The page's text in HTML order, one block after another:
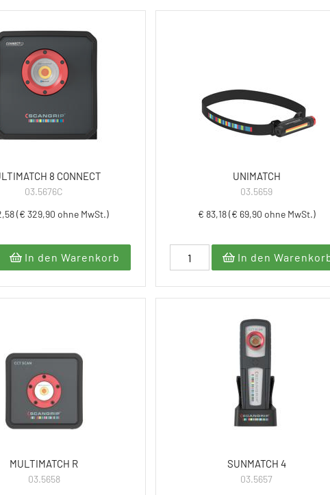
8 CONNECT
03.5676C
(€ 329,90 ohne MwSt.)
In den Warenkorb
UNIMATCH
03.5659
€ 83,18 (€ 69,90 ohne MwSt.)
In den
MULTIMATCH R
03.5658
SUNMATCH 4
03.5657